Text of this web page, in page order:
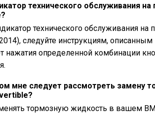
технического обслуживания
технического обслуживания на
следуйте инструкциям,
нажатия определенной комбинации
мне следует рассмотреть замену
тормозную жидкость в вашем